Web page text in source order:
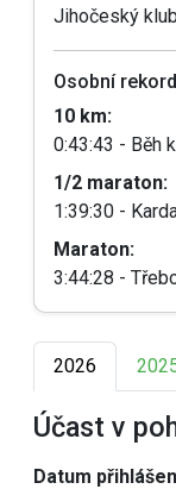
Jihočeský
Osobní
10 km:
0:43:43 - Běh
1/2 maraton:
1:39:30 -
Maraton:
3:44:28 -
2026
Účast v
Datum